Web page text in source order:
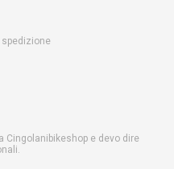
spedizione
Cingolanibikeshop e devo dire